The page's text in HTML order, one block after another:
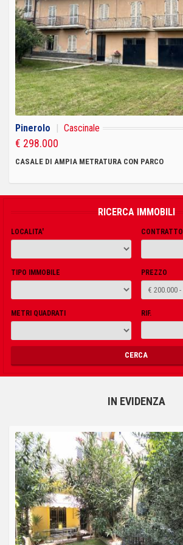
Pinerolo | Cascinale
€ 298.000
CASALE DI AMPIA METRATURA CON PARCO
RICERCA IMMOBILI
LOCALITA' CONTRATTO
TIPO IMMOBILE PREZZO
METRI QUADRATI RIF.
CERCA
IN EVIDENZA